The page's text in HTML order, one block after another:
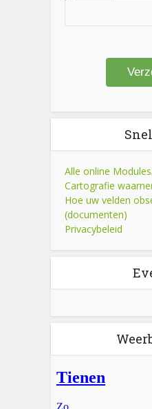
Alle online
Cartografie
Hoe uw velden
(documenten)
Privacybeleid